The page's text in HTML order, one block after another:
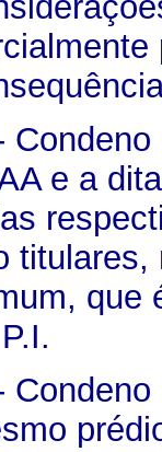
e a
titulares,
que